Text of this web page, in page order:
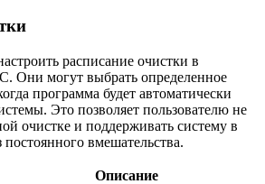
расписание очистки в
Они могут выбрать определенное
программа будет автоматически
Это позволяет пользователю не
очистке и поддерживать систему в
вмешательства.
Описание